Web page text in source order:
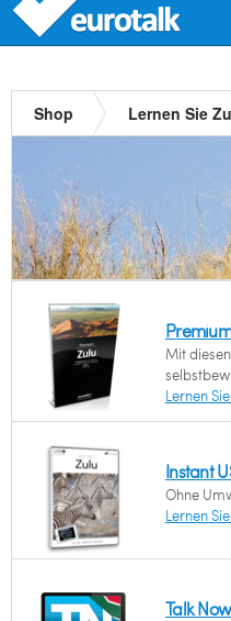
Shop Lernen Sie
Mit
Lernen
Instant
Ohne
Lernen
Talk